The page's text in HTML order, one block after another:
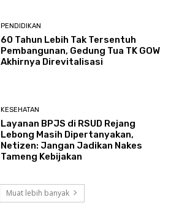
PENDIDIKAN
60 Tahun Lebih Tak Tersentuh
Pembangunan, Gedung Tua TK GOW
Akhirnya Direvitalisasi
KESEHATAN
Layanan BPJS di RSUD Rejang
Lebong Masih Dipertanyakan,
Netizen: Jangan Jadikan Nakes
Tameng Kebijakan
Muat lebih banyak